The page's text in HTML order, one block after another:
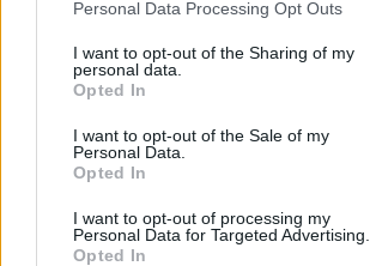
Personal Data Processing Opt Outs
I want to opt-out of the Sharing of my
personal data.
Opted In
I want to opt-out of the Sale of my
Personal Data.
Opted In
I want to opt-out of processing my
Personal Data for Targeted Advertising.
Opted In
era il propugnatore di una
concentrasse tutto il potere
SOVIET. Allorché questo
costretto a rifugiarsi in
confinato, Lenin sollecitava
armata. Tornato di nascosto a
enunciò le famose tesi di aprile